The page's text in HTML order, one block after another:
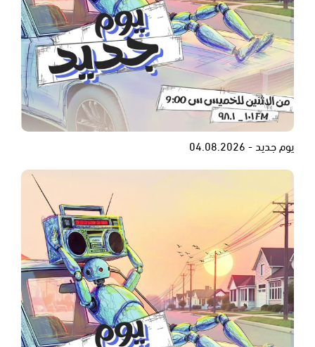
يوم جديد - 04.08.2026